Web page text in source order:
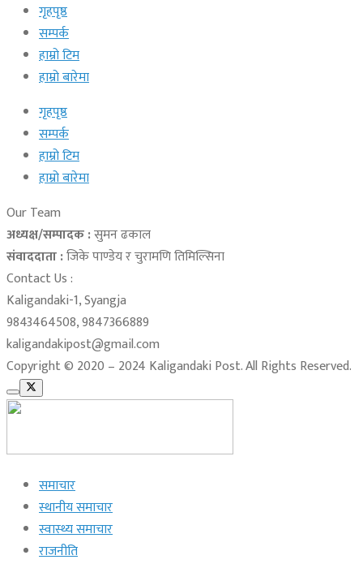
गृहपृष्ठ
सम्पर्क
हाम्रो टिम
हाम्रो बारेमा
गृहपृष्ठ
सम्पर्क
हाम्रो टिम
हाम्रो बारेमा
Our Team
अध्यक्ष/सम्पादक :सुमन ढकाल
संवाददाता :जिके पाण्डेय र चुरामणि तिमिल्सिना
Contact Us :
Kaligandaki-1, Syangja
9843464508, 9847366889
kaligandakipost@gmail.com
Copyright © 2020 – 2024 Kaligandaki Post. All Rights Reserved.
समाचार
स्थानीय समाचार
स्वास्थ्य समाचार
राजनीति